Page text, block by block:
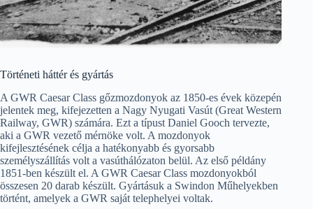
Történeti háttér és gyártás
A GWR Caesar Class gőzmozdonyok az 1850-es évek közepén
jelentek meg, kifejezetten a Nagy Nyugati Vasút (Great Western
Railway, GWR) számára. Ezt a típust Daniel Gooch tervezte,
aki a GWR vezető mérnöke volt. A mozdonyok
kifejlesztésének célja a hatékonyabb és gyorsabb
személyszállítás volt a vasúthálózaton belül. Az első példány
1851-ben készült el. A GWR Caesar Class mozdonyokból
összesen 20 darab készült. Gyártásuk a Swindon Műhelyekben
történt, amelyek a GWR saját telephelyei voltak.